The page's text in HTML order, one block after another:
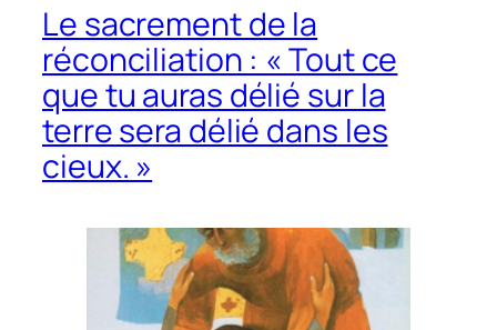
Le sacrement de la
réconciliation : « Tout ce
que tu auras délié sur la
terre sera délié dans les
cieux. »